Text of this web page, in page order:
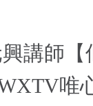
講師【
唯